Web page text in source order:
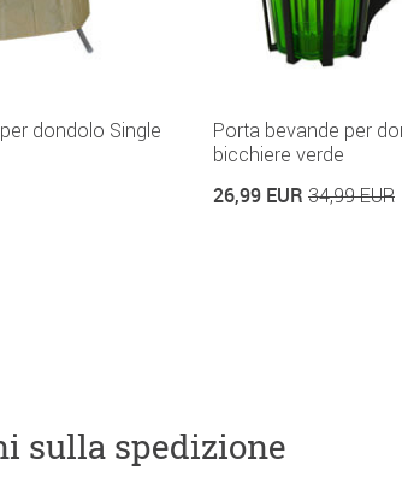
dondolo Single
Porta bevande per
bicchiere verde
26,99 EUR 34,99 EUR
sulla spedizione